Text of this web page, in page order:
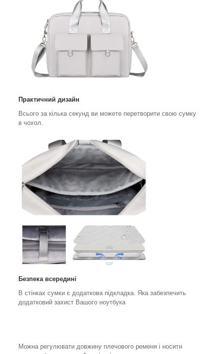
Практичний дизайн
Всього за кілька секунд ви можете перетворити свою сумку
в чохол.
Безпека всередині
В стінках сумки є додаткова підкладка. Яка забезпечить
додатковий захист Вашого ноутбука
Можна регулювати довжину плечового ременя і носити